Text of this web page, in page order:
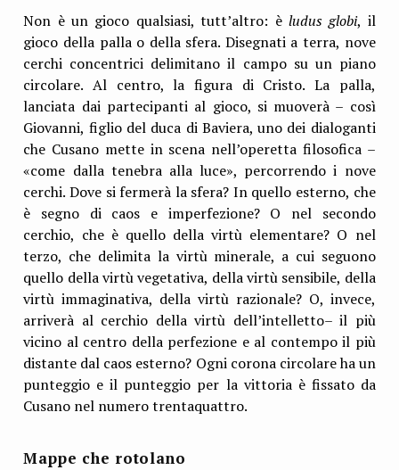
Non è un gioco qualsiasi, tutt’altro: è ludus globi, il
gioco della palla o della sfera. Disegnati a terra, nove
cerchi concentrici delimitano il campo su un piano
circolare. Al centro, la figura di Cristo. La palla,
lanciata dai partecipanti al gioco, si muoverà – così
Giovanni, figlio del duca di Baviera, uno dei dialoganti
che Cusano mette in scena nell’operetta filosofica –
«come dalla tenebra alla luce», percorrendo i nove
cerchi. Dove si fermerà la sfera? In quello esterno, che
è segno di caos e imperfezione? O nel secondo
cerchio, che è quello della virtù elementare? O nel
terzo, che delimita la virtù minerale, a cui seguono
quello della virtù vegetativa, della virtù sensibile, della
virtù immaginativa, della virtù razionale? O, invece,
arriverà al cerchio della virtù dell’intelletto– il più
vicino al centro della perfezione e al contempo il più
distante dal caos esterno? Ogni corona circolare ha un
punteggio e il punteggio per la vittoria è fissato da
Cusano nel numero trentaquattro.
Mappe che rotolano